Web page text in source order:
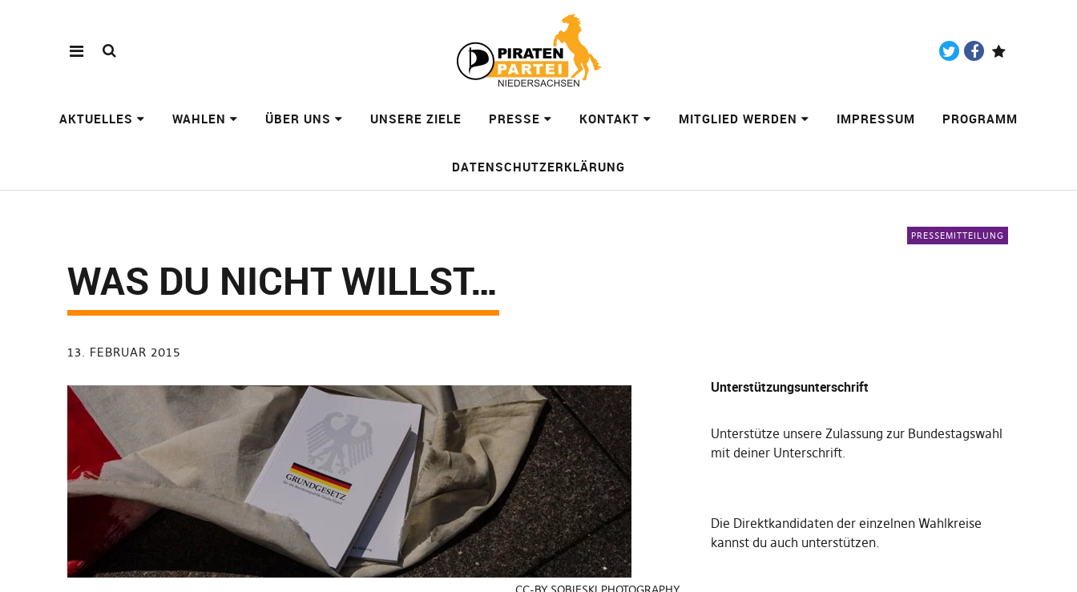
AKTUELLES WAHLEN ÜBER UNS UNSERE ZIELE PRESSE KONTAKT MITGLIED WERDEN IMPRESSUM PROGRAMM
DATENSCHUTZERKLÄRUNG
PRESSEMITTEILUNG
WAS DU NICHT WILLST…
13. FEBRUAR 2015
Unterstützungsunterschrift
Unterstütze unsere Zulassung zur Bundestagswahl
mit deiner Unterschrift.
Die Direktkandidaten der einzelnen Wahlkreise
kannst du auch unterstützen.